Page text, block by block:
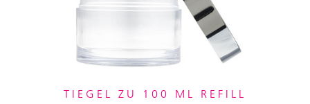
TIEGEL ZU 100 ML REFILL